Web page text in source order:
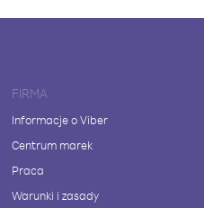
FIRMA
Informacje o Viber
Centrum marek
Praca
Warunki i zasady